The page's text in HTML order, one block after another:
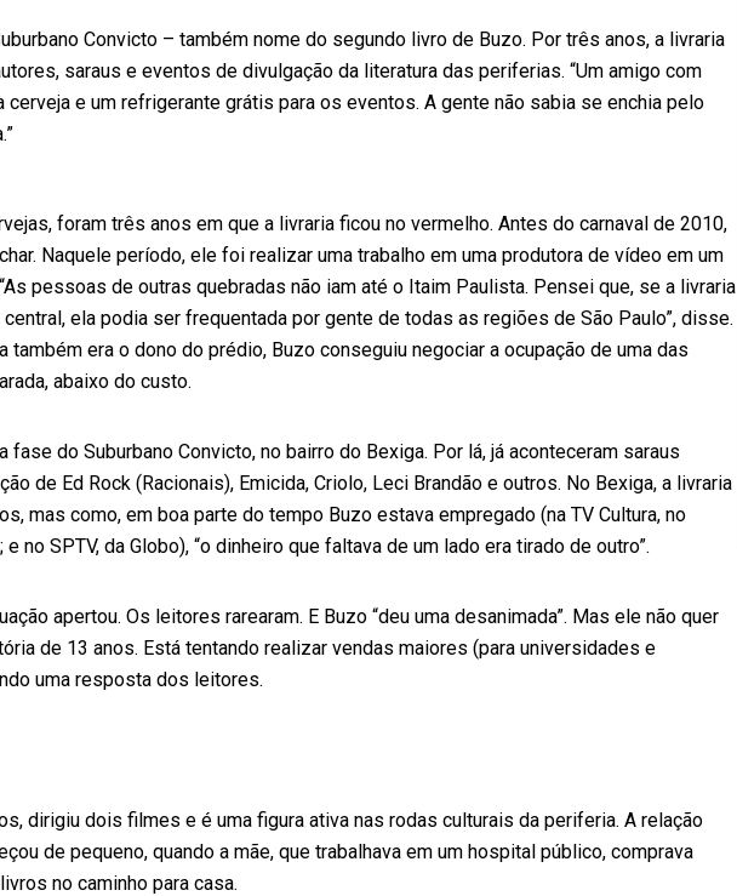
Convicto – também nome do segundo livro de Buzo. Por três anos, a livraria
saraus e eventos de divulgação da literatura das periferias. “Um amigo com
cerveja e um refrigerante grátis para os eventos. A gente não sabia se enchia pelo
foram três anos em que a livraria ficou no vermelho. Antes do carnaval de 2010,
Naquele período, ele foi realizar uma trabalho em uma produtora de vídeo em um
pessoas de outras quebradas não iam até o Itaim Paulista. Pensei que, se a livraria
ela podia ser frequentada por gente de todas as regiões de São Paulo”, disse.
também era o dono do prédio, Buzo conseguiu negociar a ocupação de uma das
abaixo do custo.
fase do Suburbano Convicto, no bairro do Bexiga. Por lá, já aconteceram saraus
de Ed Rock (Racionais), Emicida, Criolo, Leci Brandão e outros. No Bexiga, a livraria
mas como, em boa parte do tempo Buzo estava empregado (na TV Cultura, no
no SPTV, da Globo), “o dinheiro que faltava de um lado era tirado de outro”.
apertou. Os leitores rarearam. E Buzo “deu uma desanimada”. Mas ele não quer
de 13 anos. Está tentando realizar vendas maiores (para universidades e
uma resposta dos leitores.
dirigiu dois filmes e é uma figura ativa nas rodas culturais da periferia. A relação
de pequeno, quando a mãe, que trabalhava em um hospital público, comprava
no caminho para casa.